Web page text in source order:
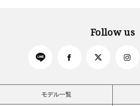
Follow us
モデル一覧